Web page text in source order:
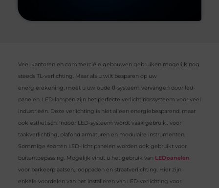
Veel kantoren en commerciële gebouwen gebruiken mogelijk nog
steeds TL-verlichting. Maar als u wilt besparen op uw
energierekening, moet u uw oude tl-systeem vervangen door led-
panelen. LED-lampen zijn het perfecte verlichtingssysteem voor veel
industrieën. Deze verlichting is niet alleen energiebesparend, maar
ook esthetisch. Indoor LED-systeem wordt vaak gebruikt voor
taakverlichting, plafond armaturen en modulaire instrumenten.
Sommige soorten LED-licht panelen worden ook gebruikt voor
buitentoepassing. Mogelijk vindt u het gebruik van LEDpanelen
voor parkeerplaatsen, looppaden en straatverlichting. Hier zijn
enkele voordelen van het installeren van LED-verlichting voor